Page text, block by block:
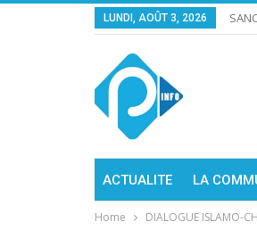
LUNDI, AOÛT 3, 2026
ACTUALITE LA
Home DIALOGUE ISLAMO-